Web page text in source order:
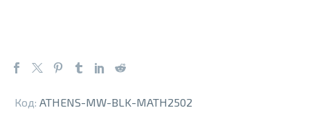
Код: ATHENS-MW-BLK-MATH2502